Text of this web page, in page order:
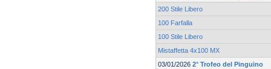
200 Stile Libero
100 Farfalla
100 Stile Libero
Mistaffetta 4x100 MX
03/01/2026 2° Trofeo del Pinguino